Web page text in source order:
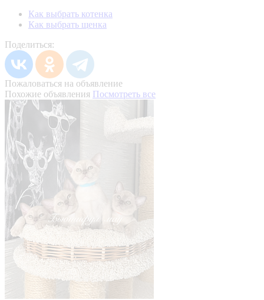
Как выбрать котенка
Как выбрать щенка
Поделиться:
Пожаловаться на объявление
Похожие объявления Посмотреть все